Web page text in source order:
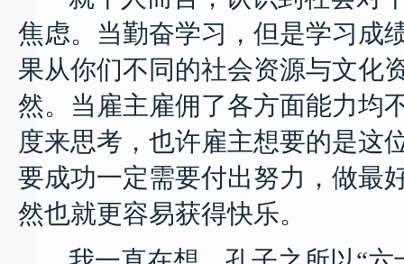
焦虑。当勤奋学习，但是学习成
果从你们不同的社会资源与文化
然。当雇主雇佣了各方面能力均
度来思考，也许雇主想要的是这
要成功一定需要付出努力，做最
然也就更容易获得快乐。